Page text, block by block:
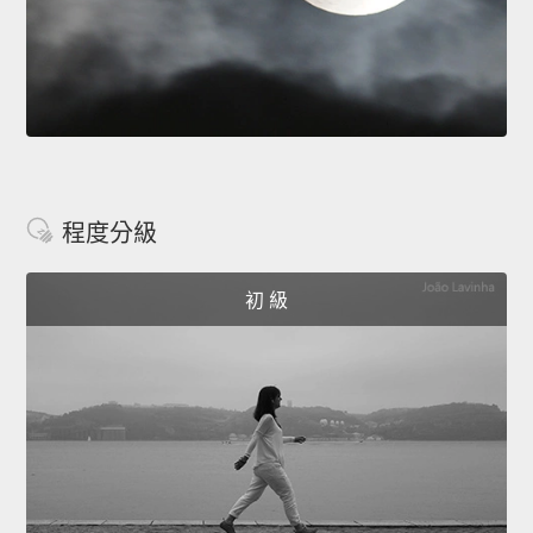
程度分級
初 級